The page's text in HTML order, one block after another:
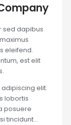
sed dapibus
eleifend.
est elit
elit.
lobortis
posuere
tincidunt…